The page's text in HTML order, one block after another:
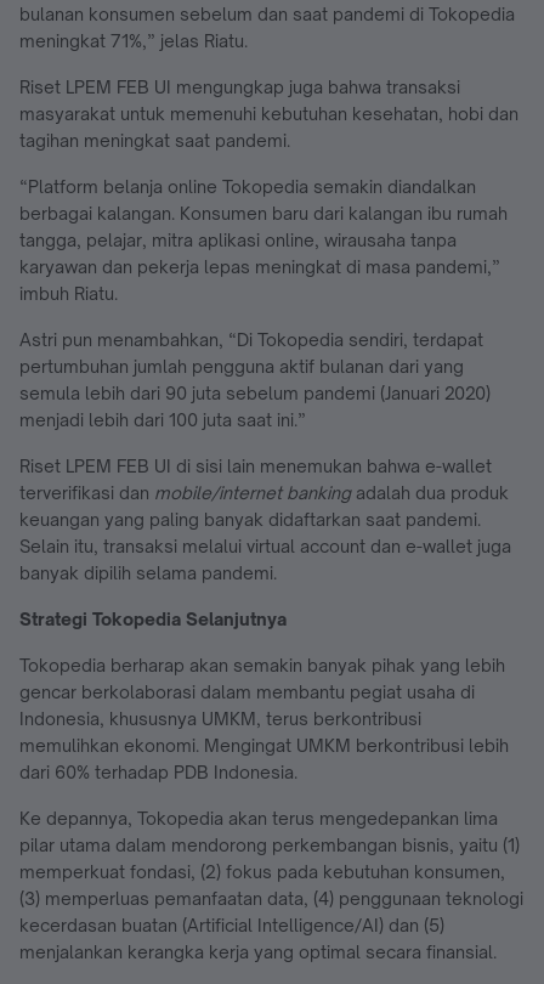
bulanan konsumen sebelum dan saat pandemi di Tokopedia
meningkat 71%,” jelas Riatu.
Riset LPEM FEB UI mengungkap juga bahwa transaksi
masyarakat untuk memenuhi kebutuhan kesehatan, hobi dan
tagihan meningkat saat pandemi.
“Platform belanja online Tokopedia semakin diandalkan
berbagai kalangan. Konsumen baru dari kalangan ibu rumah
tangga, pelajar, mitra aplikasi online, wirausaha tanpa
karyawan dan pekerja lepas meningkat di masa pandemi,”
imbuh Riatu.
Astri pun menambahkan, “Di Tokopedia sendiri, terdapat
pertumbuhan jumlah pengguna aktif bulanan dari yang
semula lebih dari 90 juta sebelum pandemi (Januari 2020)
menjadi lebih dari 100 juta saat ini.”
Riset LPEM FEB UI di sisi lain menemukan bahwa e-wallet
terverifikasi dan mobile/internet banking adalah dua produk
keuangan yang paling banyak didaftarkan saat pandemi.
Selain itu, transaksi melalui virtual account dan e-wallet juga
banyak dipilih selama pandemi.
Strategi Tokopedia Selanjutnya
Tokopedia berharap akan semakin banyak pihak yang lebih
gencar berkolaborasi dalam membantu pegiat usaha di
Indonesia, khususnya UMKM, terus berkontribusi
memulihkan ekonomi. Mengingat UMKM berkontribusi lebih
dari 60% terhadap PDB Indonesia.
Ke depannya, Tokopedia akan terus mengedepankan lima
pilar utama dalam mendorong perkembangan bisnis, yaitu (1)
memperkuat fondasi, (2) fokus pada kebutuhan konsumen,
(3) memperluas pemanfaatan data, (4) penggunaan teknologi
kecerdasan buatan (Artificial Intelligence/AI) dan (5)
menjalankan kerangka kerja yang optimal secara finansial.